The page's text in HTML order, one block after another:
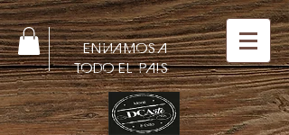
ENVIAMOS A
TODO EL PAIS